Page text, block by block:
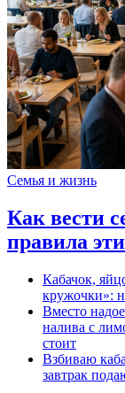
Семья и жизнь
Как вести
правила
Кабачок,
кружочки»:
Вместо
налива с
стоит
Взбиваю
завтрак